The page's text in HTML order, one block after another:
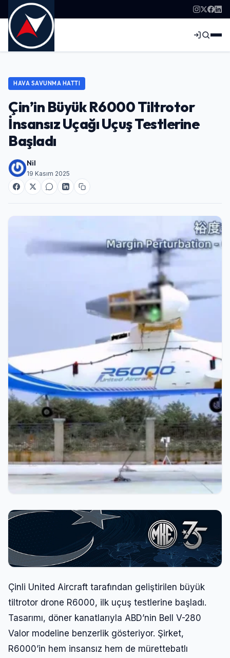
HAVA SAVUNMA HATTI
Çin’in Büyük R6000 Tiltrotor
İnsansız Uçağı Uçuş Testlerine
Başladı
Nil
19 Kasım 2025
Çinli United Aircraft tarafından geliştirilen büyük
tiltrotor drone R6000, ilk uçuş testlerine başladı.
Tasarımı, döner kanatlarıyla ABD’nin Bell V-280
Valor modeline benzerlik gösteriyor. Şirket,
R6000’in hem insansız hem de mürettebatlı